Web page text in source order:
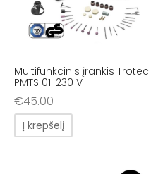
Multifunkcinis įrankis Trotec
PMTS 01-230 V
€45.00
Į krepšelį